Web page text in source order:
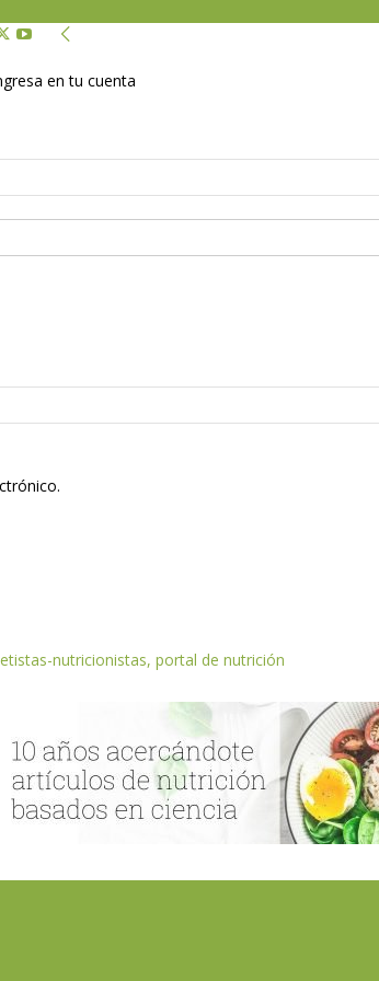
en tu cuenta
nutricionistas, portal de nutrición